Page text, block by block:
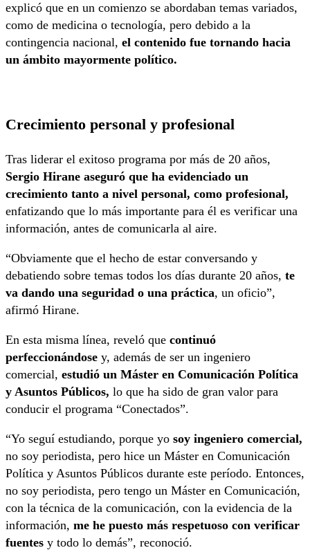
explicó que en un comienzo se abordaban temas variados,
como de medicina o tecnología, pero debido a la
contingencia nacional, el contenido fue tornando hacia
un ámbito mayormente político.
Crecimiento personal y profesional
Tras liderar el exitoso programa por más de 20 años,
Sergio Hirane aseguró que ha evidenciado un
crecimiento tanto a nivel personal, como profesional,
enfatizando que lo más importante para él es verificar una
información, antes de comunicarla al aire.
“Obviamente que el hecho de estar conversando y
debatiendo sobre temas todos los días durante 20 años, te
va dando una seguridad o una práctica, un oficio”,
afirmó Hirane.
En esta misma línea, reveló que continuó
perfeccionándose y, además de ser un ingeniero
comercial, estudió un Máster en Comunicación Política
y Asuntos Públicos, lo que ha sido de gran valor para
conducir el programa “Conectados”.
“Yo seguí estudiando, porque yo soy ingeniero comercial,
no soy periodista, pero hice un Máster en Comunicación
Política y Asuntos Públicos durante este período. Entonces,
no soy periodista, pero tengo un Máster en Comunicación,
con la técnica de la comunicación, con la evidencia de la
información, me he puesto más respetuoso con verificar
fuentes y todo lo demás”, reconoció.